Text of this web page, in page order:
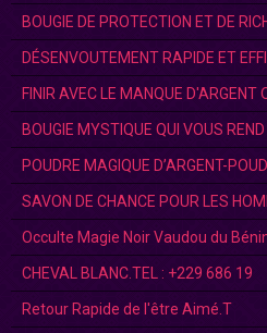
BOUGIE DE PROTECTION ET DE
DÉSENVOUTEMENT RAPIDE ET
FINIR AVEC LE MANQUE D'ARGENT
BOUGIE MYSTIQUE QUI VOUS REND
POUDRE MAGIQUE D’ARGENT-
SAVON DE CHANCE POUR LES
Occulte Magie Noir Vaudou du
CHEVAL BLANC.TEL : +229 686 19
Retour Rapide de l'être Aimé.T